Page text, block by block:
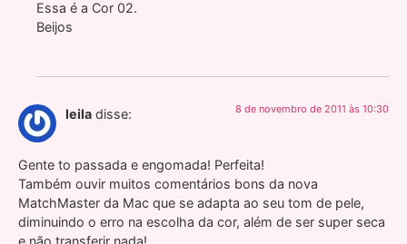
Essa é a Cor 02.
Beijos
leila disse: 8 de novembro de 2011 às 10:30
Gente to passada e engomada! Perfeita!
Também ouvir muitos comentários bons da nova
MatchMaster da Mac que se adapta ao seu tom de pele,
diminuindo o erro na escolha da cor, além de ser super seca